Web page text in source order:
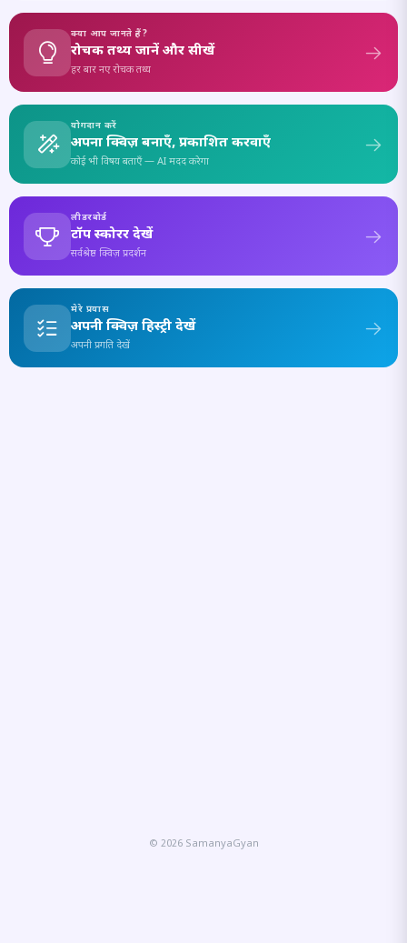
क्या आप जानते हैं?
रोचक तथ्य जानें और सीखें
हर बार नए रोचक तथ्य
योगदान करें
अपना क्विज़ बनाएँ, प्रकाशित करवाएँ
कोई भी विषय बताएँ — AI मदद करेगा
लीडरबोर्ड
टॉप स्कोरर देखें
सर्वश्रेष्ठ क्विज़ प्रदर्शन
मेरे प्रयास
अपनी क्विज़ हिस्ट्री देखें
अपनी प्रगति देखें
© 2026 SamanyaGyan